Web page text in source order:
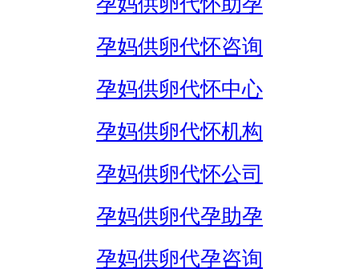
孕妈供卵代怀咨询
孕妈供卵代怀中心
孕妈供卵代怀机构
孕妈供卵代怀公司
孕妈供卵代孕助孕
孕妈供卵代孕咨询